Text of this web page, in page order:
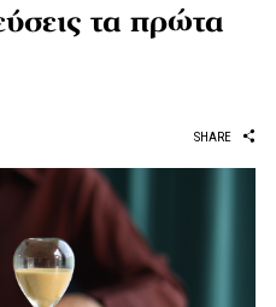
τα πρώτα
SHARE